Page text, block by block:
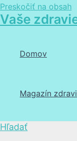
Preskočiť na obsah
Vaše
Domov
Magazín
Hľadať